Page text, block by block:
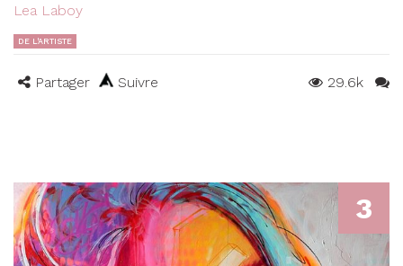
Lea Laboy
DE L'ARTISTE
Partager Suivre 29.6k
3